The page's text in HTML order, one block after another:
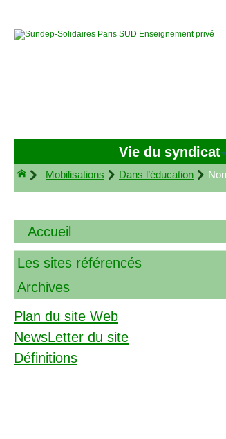
Vie du syndicat
Mobilisations Dans l’éducation
Accueil
Les sites référencés
Archives
Plan du site Web
NewsLetter du site
Définitions